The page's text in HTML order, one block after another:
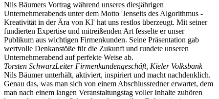
Nils Bäumers Vortrag während unseres diesjährigen
Unternehmerabends unter dem Motto 'Jenseits des Algorithmus -
Kreativität in der Ära von KI' hat uns restlos überzeugt. Mit seiner
fundierten Expertise und mitreißenden Art fesselte er unser
Publikum aus wichtigen Firmenkunden. Seine Präsentation gab
wertvolle Denkanstöße für die Zukunft und rundete unseren
Unternehmerabend auf perfekte Weise ab.
Torsten SchwarzLeiter Firmenkundengeschäft, Kieler Volksbank
Nils Bäumer unterhält, aktiviert, inspiriert und macht nachdenklich.
Genau das, was man sich von einem Abschlussredner erwartet, dem
man nach einem langen Veranstaltungstag voller Inhalte zuhören